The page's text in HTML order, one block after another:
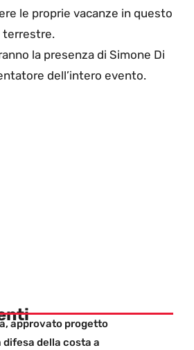
le proprie vacanze in questo
terrestre.
la presenza di Simone Di
dell’intero evento.
approvato progetto
difesa della costa a